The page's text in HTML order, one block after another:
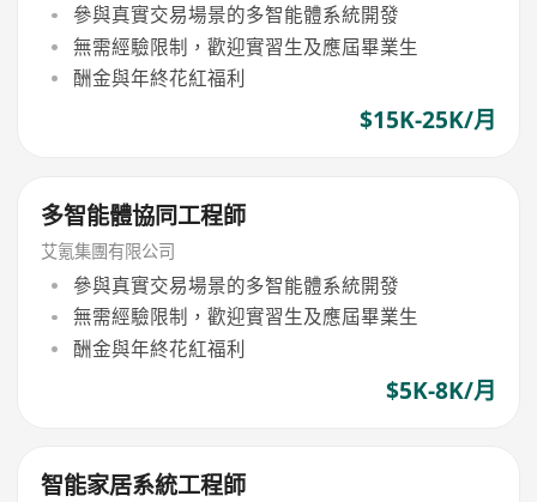
參與真實交易場景的多智能體系統開發
無需經驗限制，歡迎實習生及應屆畢業生
酬金與年終花紅福利
$15K-25K/月
多智能體協同工程師
艾氪集團有限公司
參與真實交易場景的多智能體系統開發
無需經驗限制，歡迎實習生及應屆畢業生
酬金與年終花紅福利
$5K-8K/月
智能家居系統工程師